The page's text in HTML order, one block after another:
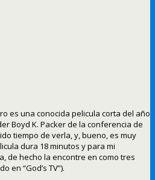
es una conocida pelicula corta del año
Boyd K. Packer de la conferencia de
tiempo de verla, y, bueno, es muy
dura 18 minutos y para mi
de hecho la encontre en como tres
en “God’s TV”).